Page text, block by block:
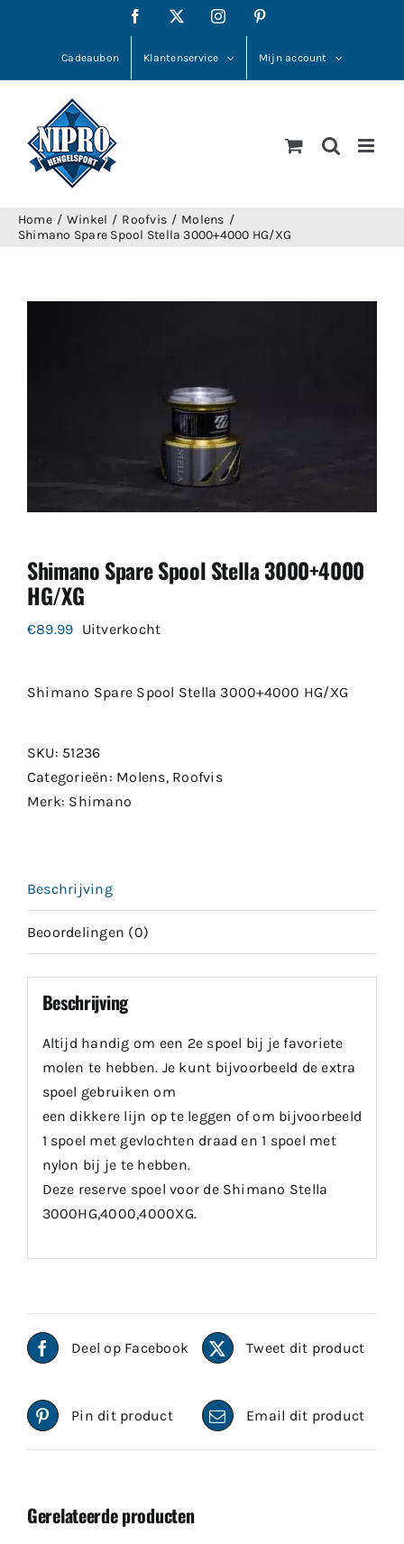
Facebook Instagram
Cadeaubon Klantenservice Mijn account
Home Winkel Roofvis
Molens
Shimano Spare Spool Stella 3000+4000 HG/XG
Shimano Spare Spool Stella 3000+4000
HG/XG
€89.99 Uitverkocht
Shimano Spare Spool Stella 3000+4000 HG/XG
SKU: 51236
Categorieën: Molens, Roofvis
Merk: Shimano
Beschrijving
Beoordelingen (0)
Beschrijving
Altijd handig om een 2e spoel bij je favoriete
molen te hebben. Je kunt bijvoorbeeld de extra
spoel gebruiken om
een dikkere lijn op te leggen of om bijvoorbeeld
1 spoel met gevlochten draad en 1 spoel met
nylon bij je te hebben.
Deze reserve spoel voor de Shimano Stella
3000HG,4000,4000XG.
Deel op Facebook Tweet dit product
Pin dit product Email dit product
Gerelateerde producten